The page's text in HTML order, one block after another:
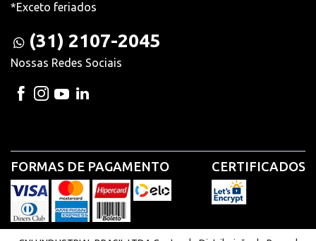
*Exceto feriados
(31) 2107-2045
Nossas Redes Sociais
FORMAS DE PAGAMENTO CERTIFICADOS